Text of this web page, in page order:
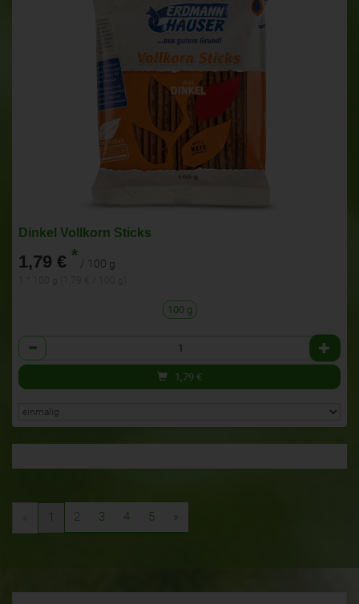
Dinkel Vollkorn Sticks
1,79 € * / 100 g
100 g
Anzahl
1,79 €
1 2 3 4 5 »